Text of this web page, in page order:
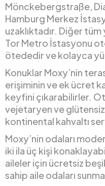
Mönckebergstraße,
Hamburg Merkez
uzaklıktadır. Diğer
Tor Metro İstasyonu
ötededir ve kolayca
Konuklar Moxy’nin
erişiminin ve ek ücret
keyfini çıkarabilirler.
vejetaryen ve
kontinental kahvaltı
Moxy’nin odaları
iki ila üç kişi
aileler için ücretsiz
sahip aile odaları